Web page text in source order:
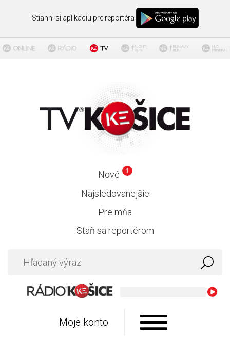
Stiahni si aplikáciu pre reportéra
Nové 1
Najsledovanejšie
Pre mňa
Staň sa reportérom
Moje konto